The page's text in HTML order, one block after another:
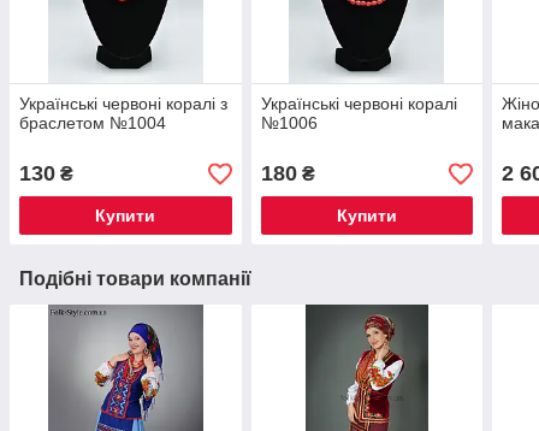
Українські червоні коралі з
браслетом №1004
130 ₴
Купити
Українські червоні коралі
№1006
180₴
Купити
2
Подібні товари компанії